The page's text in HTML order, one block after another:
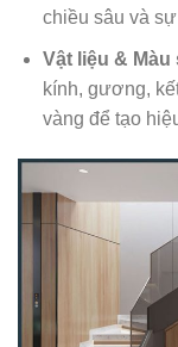
chiều sâu và
Vật liệu & Màu
kính, gương,
vàng để tạo